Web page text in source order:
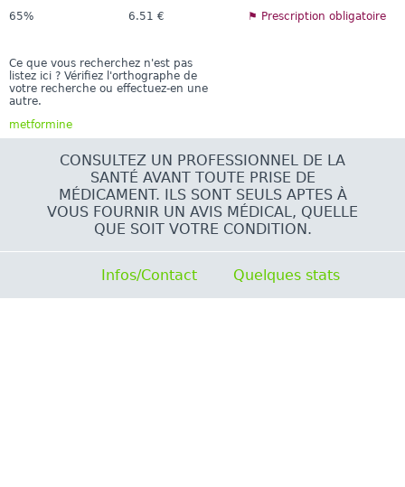
65%
6.51 € ⚑ Prescription obligatoire
Ce que vous recherchez n'est pas
listez ici ? Vérifiez l'orthographe de
votre recherche ou effectuez-en une
autre.
metformine
CONSULTEZ UN PROFESSIONNEL DE LA
SANTÉ AVANT TOUTE PRISE DE
MÉDICAMENT. ILS SONT SEULS APTES À
VOUS FOURNIR UN AVIS MÉDICAL, QUELLE
QUE SOIT VOTRE CONDITION.
Infos/Contact Quelques stats